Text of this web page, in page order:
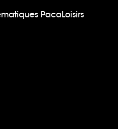
PacaLoisirs